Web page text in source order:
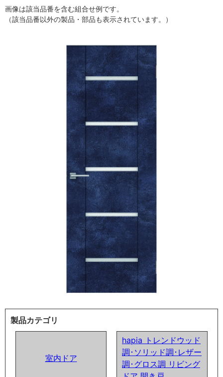
画像は該当品番を含む組合せ例です。
（該当品番以外の製品・部品も表示されています。）
製品カテゴリ
室内ドア
hapia トレンドウッド
調･ソリッド調･レザー
調･グロス調 リビング